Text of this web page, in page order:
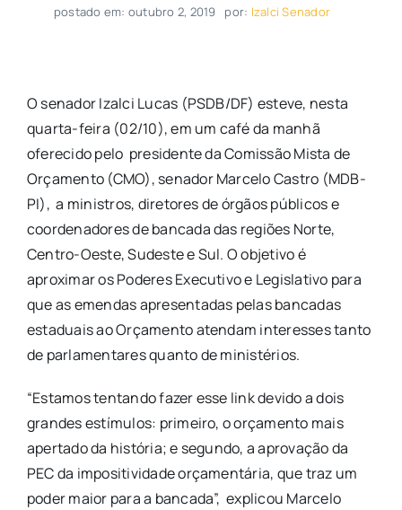
postado em: outubro 2, 2019 por: Izalci Senador
O senador Izalci Lucas (PSDB/DF) esteve, nesta
quarta-feira (02/10), em um café da manhã
oferecido pelo presidente da Comissão Mista de
Orçamento (CMO), senador Marcelo Castro (MDB-
PI), a ministros, diretores de órgãos públicos e
coordenadores de bancada das regiões Norte,
Centro-Oeste, Sudeste e Sul. O objetivo é
aproximar os Poderes Executivo e Legislativo para
que as emendas apresentadas pelas bancadas
estaduais ao Orçamento atendam interesses tanto
de parlamentares quanto de ministérios.
“Estamos tentando fazer esse link devido a dois
grandes estímulos: primeiro, o orçamento mais
apertado da história; e segundo, a aprovação da
PEC da impositividade orçamentária, que traz um
poder maior para a bancada”, explicou Marcelo